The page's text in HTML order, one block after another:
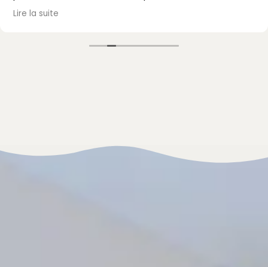
passé, avec un accueil et un accompagnement au
top. Je recommande vivement !
Lire la suite